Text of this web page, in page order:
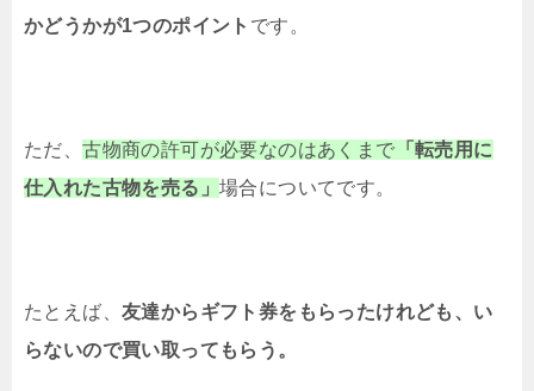
かどうかが1つのポイント です。
ただ、古物商の許可が必要なのはあくまで 「転売用に
仕入れた古物を売る」 場合についてです。
たとえば、 友達からギフト券をもらったけれども、 い
らないので買い取ってもらう。